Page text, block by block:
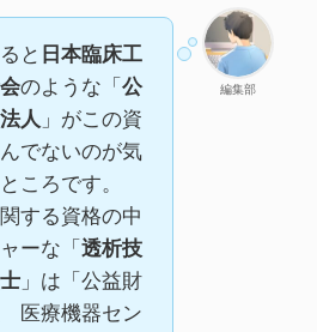
編集部
と 日本臨床工
のような「 公
人 」がこの資
でないのが気
ころです。
する資格の中
ーな「 透析技
」は「公益財
医療機器セン